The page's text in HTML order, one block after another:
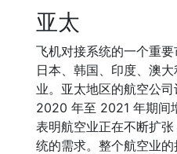
亚太
飞机对接系统的一个重要
日本、韩国、印度、澳
业。亚太地区的航空公
2020 年至 2021 年期间
表明航空业正在不断扩
统的需求。整个航空业